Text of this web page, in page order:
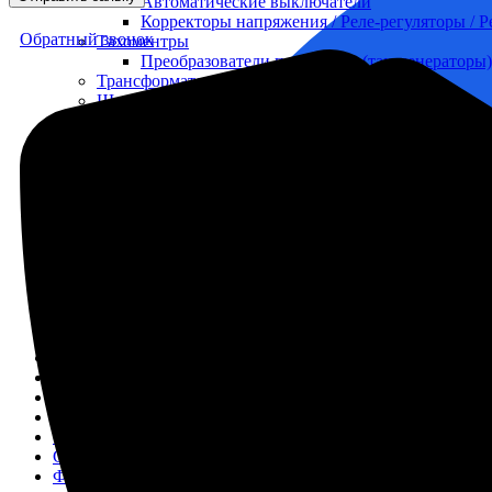
Корректоры напряжения / Реле-регуляторы
Тахоментры
Преобразователи первичные (тахогенераторы)
Трансформаторы
Щитовые приборы
Сигнализация и автоматика
Судовая запорная арматура
Фильтры и фильтроэлементы
Обратный звонок